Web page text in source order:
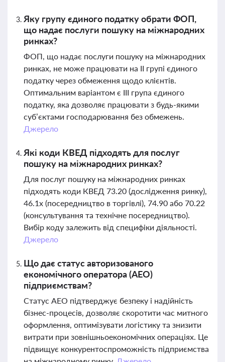
Яку групу єдиного податку обрати ФОП,
що надає послуги пошуку на міжнародних
ринках?
ФОП, що надає послуги пошуку на міжнародних
ринках, не може працювати на ІІ групі єдиного
податку через обмеження щодо клієнтів.
Оптимальним варіантом є ІІІ група єдиного
податку, яка дозволяє працювати з будь-якими
суб’єктами господарювання без обмежень.
Джерело
Які коди КВЕД підходять для послуг
пошуку на міжнародних ринках?
Для послуг пошуку на міжнародних ринках
підходять коди КВЕД 73.20 (дослідження ринку),
46.1х (посередництво в торгівлі), 74.90 або 70.22
(консультування та технічне посередництво).
Вибір коду залежить від специфіки діяльності.
Джерело
Що дає статус авторизованого
економічного оператора (АЕО)
підприємствам?
Статус АЕО підтверджує безпеку і надійність
бізнес-процесів, дозволяє скоротити час митного
оформлення, оптимізувати логістику та знизити
витрати при зовнішньоекономічних операціях. Це
підвищує конкурентоспроможність підприємства